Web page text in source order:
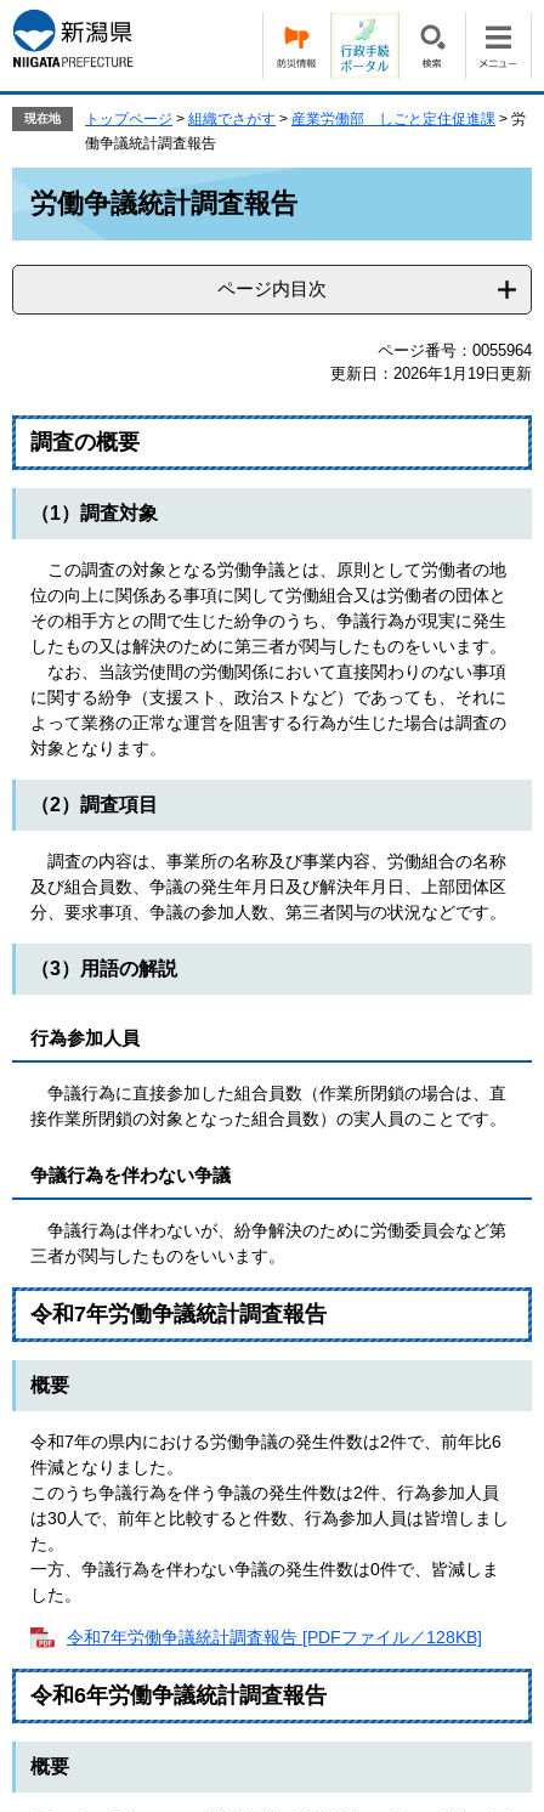
ー
ジ
の
で
ニ
ュ
ー
ば
本
文
現在地 トップページ > 組織でさがす > 産業労働部 しごと定住促進課 > 労
働争議統計調査報告
労働争議統計調査報告
ページ内目次
ページ番号：0055964
更新日：2026年1月19日更新
調査の概要
（1）調査対象
この調査の対象となる労働争議とは、原則として労働者の地
位の向上に関係ある事項に関して労働組合又は労働者の団体と
その相手方との間で生じた紛争のうち、争議行為が現実に発生
したもの又は解決のために第三者が関与したものをいいます。
なお、当該労使間の労働関係において直接関わりのない事項
に関する紛争（支援スト、政治ストなど）であっても、それに
よって業務の正常な運営を阻害する行為が生じた場合は調査の
対象となります。
（2）調査項目
調査の内容は、事業所の名称及び事業内容、労働組合の名称
及び組合員数、争議の発生年月日及び解決年月日、上部団体区
分、要求事項、争議の参加人数、第三者関与の状況などです。
（3）用語の解説
行為参加人員
争議行為に直接参加した組合員数（作業所閉鎖の場合は、直
接作業所閉鎖の対象となった組合員数）の実人員のことです。
争議行為を伴わない争議
争議行為は伴わないが、紛争解決のために労働委員会など第
三者が関与したものをいいます。
令和7年労働争議統計調査報告
概要
令和7年の県内における労働争議の発生件数は2件で、前年比6
件減となりました。
このうち争議行為を伴う争議の発生件数は2件、行為参加人員
は30人で、前年と比較すると件数、行為参加人員は皆増しまし
た。
一方、争議行為を伴わない争議の発生件数は0件で、皆減しま
した。
令和7年労働争議統計調査報告 [PDFファイル／128KB]
令和6年労働争議統計調査報告
概要